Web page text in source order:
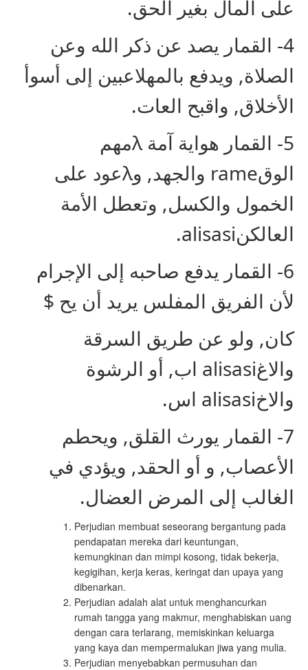
على المال بغير الحق.
4- القمار يصد عن ذكر الله وعن
الصلاة, ويدفع بالمهلاعبين إلى أسوأ
الأخلاق, واقبح العات.
5- القمار هواية آمة λمهم
الوقrame والجهد, وλعود على
الخمول والكسل, وتعطل الأمة
العالكنalisasi.
6- القمار يدفع صاحبه إلى الإجرام
لأن الفريق المفلس يريد أن يح $
كان, ولو عن طريق السرقة
والاغalisasi اب, أو الرشوة
والاخalisasi اس.
7- القمار يورث القلق, ويحطم
الأعصاب, و أو الحقد, ويؤدي في
الغالب إلى المرض العضال.
Perjudian membuat seseorang bergantung pada
pendapatan mereka dari keuntungan,
kemungkinan dan mimpi kosong, tidak bekerja,
kegigihan, kerja keras, keringat dan upaya yang
dibenarkan.
Perjudian adalah alat untuk menghancurkan
rumah tangga yang makmur, menghabiskan uang
dengan cara terlarang, memiskinkan keluarga
yang kaya dan mempermalukan jiwa yang mulia.
Perjudian menyebabkan permusuhan dan